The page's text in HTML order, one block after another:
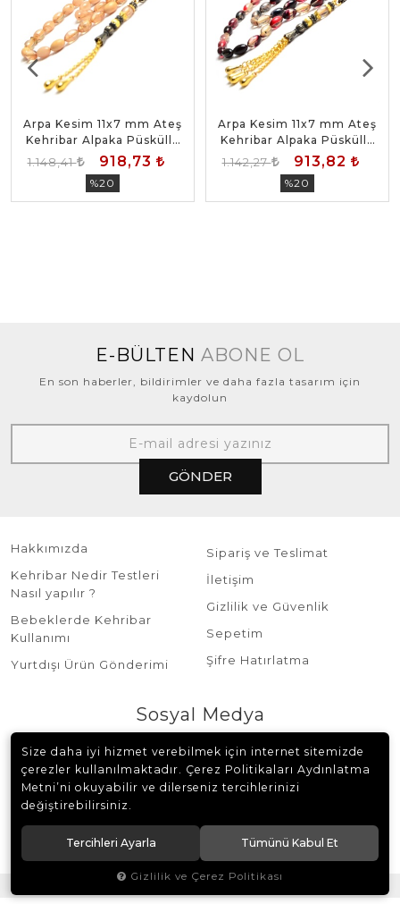
Arpa Kesim 11x7 mm Ateş
Kehribar Alpaka Püsküllü
Tesbih
1.148,41 918,73
%20
Arpa Kesim 11x7 mm Ateş
Kehribar Alpaka Püsküllü
Tesbih
1.142,27 913,82
%20
E-BÜLTEN ABONE OL
En son haberler, bildirimler ve daha fazla tasarım için
kaydolun
GÖNDER
Hakkımızda
Kehribar Nedir Testleri
Nasıl yapılır ?
Bebeklerde Kehribar
Kullanımı
Yurtdışı Ürün Gönderimi
Sipariş ve Teslimat
İletişim
Gizlilik ve Güvenlik
Sepetim
Şifre Hatırlatma
Sosyal Medya
© 2018 Burhan Sağlam Tesbih Tüm hakları saklıdır.
Yeni Nesil E-Ticaret Sistemleri ile Hazırlanmıştır.
Size daha iyi hizmet verebilmek için internet sitemizde
çerezler kullanılmaktadır. Çerez Politikaları Aydınlatma
Metni’ni okuyabilir ve dilerseniz tercihlerinizi
değiştirebilirsiniz.
Tercihleri Ayarla Tümünü Kabul Et
Gizlilik ve Çerez Politikası